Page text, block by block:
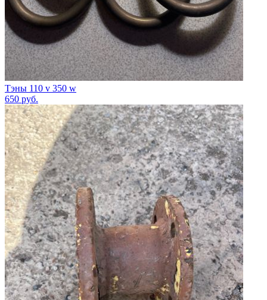
Тэны 110 v 350 w
650 руб.